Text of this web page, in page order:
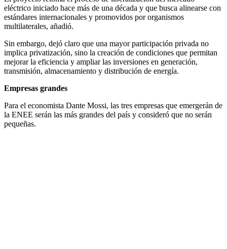
eléctrico iniciado hace más de una década y que busca alinearse con
estándares internacionales y promovidos por organismos
multilaterales, añadió.
Sin embargo, dejó claro que una mayor participación privada no
implica privatización, sino la creación de condiciones que permitan
mejorar la eficiencia y ampliar las inversiones en generación,
transmisión, almacenamiento y distribución de energía.
Empresas grandes
Para el economista Dante Mossi, las tres empresas que emergerán de
la ENEE serán las más grandes del país y consideró que no serán
pequeñas.